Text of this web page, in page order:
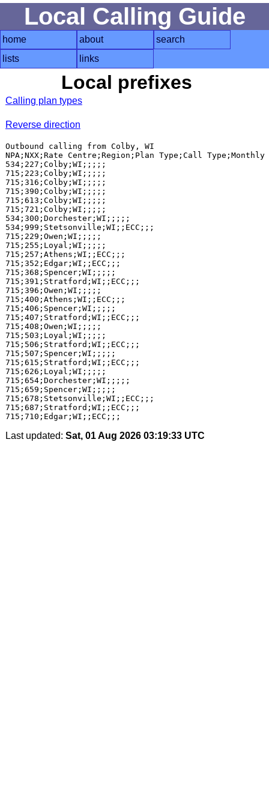
Local Calling Guide
home about
search
lists
links
Local prefixes
Calling plan types
Reverse direction
Outbound calling from Colby, WI
NPA;NXX;Rate Centre;Region;Plan Type;Call
534;227;Colby;WI;;;;;
715;223;Colby;WI;;;;;
715;316;Colby;WI;;;;;
715;390;Colby;WI;;;;;
715;613;Colby;WI;;;;;
715;721;Colby;WI;;;;;
534;300;Dorchester;WI;;;;;
534;999;Stetsonville;WI;;ECC;;;
715;229;Owen;WI;;;;;
715;255;Loyal;WI;;;;;
715;257;Athens;WI;;ECC;;;
715;352;Edgar;WI;;ECC;;;
715;368;Spencer;WI;;;;;
715;391;Stratford;WI;;ECC;;;
715;396;Owen;WI;;;;;
715;400;Athens;WI;;ECC;;;
715;406;Spencer;WI;;;;;
715;407;Stratford;WI;;ECC;;;
715;408;Owen;WI;;;;;
715;503;Loyal;WI;;;;;
715;506;Stratford;WI;;ECC;;;
715;507;Spencer;WI;;;;;
715;615;Stratford;WI;;ECC;;;
715;626;Loyal;WI;;;;;
715;654;Dorchester;WI;;;;;
715;659;Spencer;WI;;;;;
715;678;Stetsonville;WI;;ECC;;;
715;687;Stratford;WI;;ECC;;;
Last updated: Sat, 01 Aug 2026 03:19:33 UTC